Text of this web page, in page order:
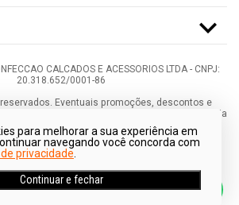
CALCADOS E ACESSORIOS LTDA - CNPJ:
20.318.652/0001-86
Eventuais promoções, descontos e
aqui são válidos apenas para compras via
e layout aqui veiculados são de propriedade da
total ou parcial sem nossa autorização.
para melhorar a sua experiência em
navegando você concorda com
privacidade
Continuar e fechar